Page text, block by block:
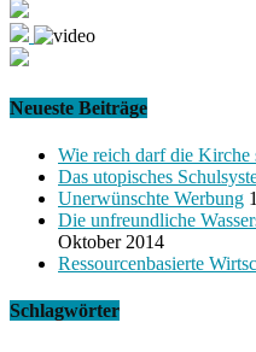
Neueste Beiträge
Wie reich darf die Kirche
Das utopisches
Unerwünschte Werbung
Die unfreundliche
Oktober 2014
Ressourcenbasierte
Schlagwörter